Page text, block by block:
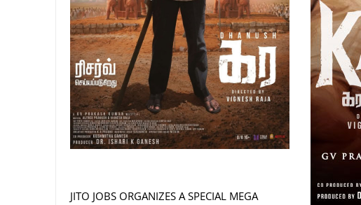
JITO JOBS ORGANIZES A SPECIAL MEGA